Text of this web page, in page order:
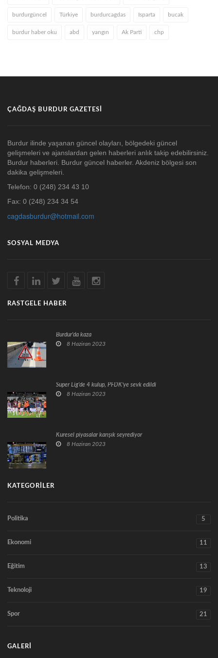
burdurgüncel Türkiye burdurcagdas Isparta bucak
burdur haber oku abd yangın Ak Parti chp
ÇAĞDAŞ BURDUR GAZETESI
Burdur ilinde yaşanan güncel olayları, bölgedeki güncel
gelişmeleri ve ajanslardan gelen haberleri anlık takip edebilirsiniz.
Burdur haberleri. Burdur güncel haberler. Akdeniz bölgesi son
dakika gelişmeleri.
Telefon: 0 (248) 234 43 10
Fax: 0 (248) 234 34 54
cagdasburdur@hotmail.com
SOSYAL MEDYA
RASTGELE HABER
Burdur'da kaza
8 Haziran 2023
Süper Lig'de 4 kulüp, PFDK'ye sevk edildi
8 Haziran 2023
Küresel piyasalar karışık seyrediyor
8 Haziran 2023
KATEGORILER
Politika 5
Ekonomi 11
Eğitim 13
Teknoloji 19
Spor 21
GALERI